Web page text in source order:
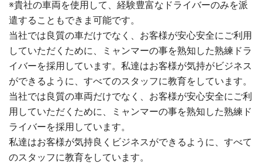
※貴社の車両を使用して、経験豊富なドライバーのみを派
遣することもできま可能です。
当社では良質の車だけでなく、お客様が安心安全にご利用
していただくために、ミャンマーの事を熟知した熟練ドラ
イバーを採用しています。私達はお客様が気持がビジネス
ができるように、すべてのスタッフに教育をしています。
当社では良質の車両だけでなく、お客様が安心安全にご利
用していただくために、ミャンマーの事を熟知した熟練ド
ライバーを採用しています。
私達はお客様が気持良くビジネスができるように、すべて
のスタッフに教育をしています。